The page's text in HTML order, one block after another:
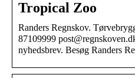
Tropical Zoo
Randers Regnskov.
87109999
nyhedsbrev. Besøg Randers